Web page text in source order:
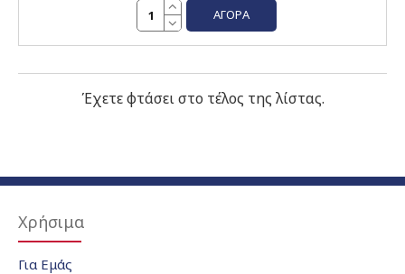
ΑΓΟΡΆ
Έχετε φτάσει στο τέλος της λίστας.
Χρήσιμα
Για Εμάς